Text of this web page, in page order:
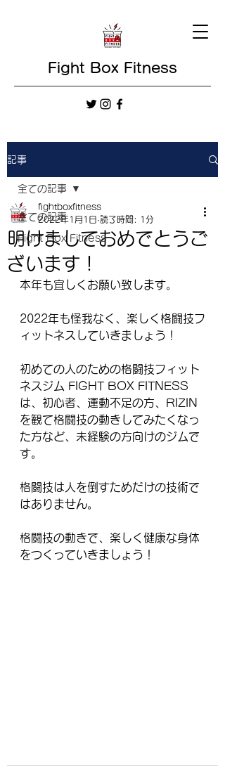
Fight Box Fitness
記事
全ての記事
Fight Box Fitness
全ての記事
明けましておめでとうご
ざいます！
fightboxfitness
2022年1月1日 読了時間: 1分
本年も宜しくお願い致します。
2022年も怪我なく、楽しく格闘技フ
ィットネスしていきましょう！
初めての人のための格闘技フィット
ネスジム FIGHT BOX FITNESS
は、初心者、運動不足の方、RIZIN
を観て格闘技の動きしてみたくなっ
た方など、未経験の方向けのジムで
す。
格闘技は人を倒すためだけの技術で
はありません。
格闘技の動きで、楽しく健康な身体
をつくっていきましょう！